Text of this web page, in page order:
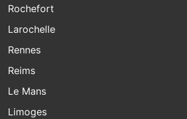
Rochefort
Larochelle
Rennes
Reims
Le Mans
Limoges